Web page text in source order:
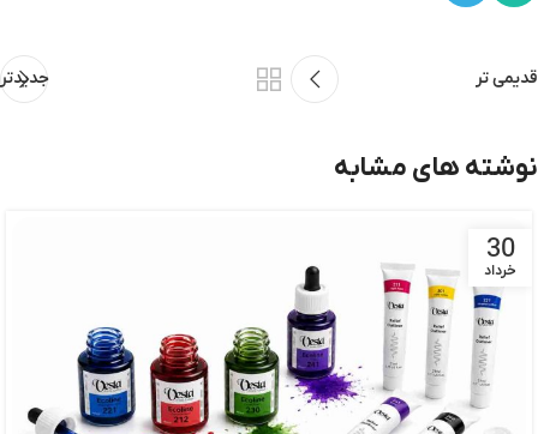
جدیدتر قدیمی تر
نوشته های مشابه
30
خرداد